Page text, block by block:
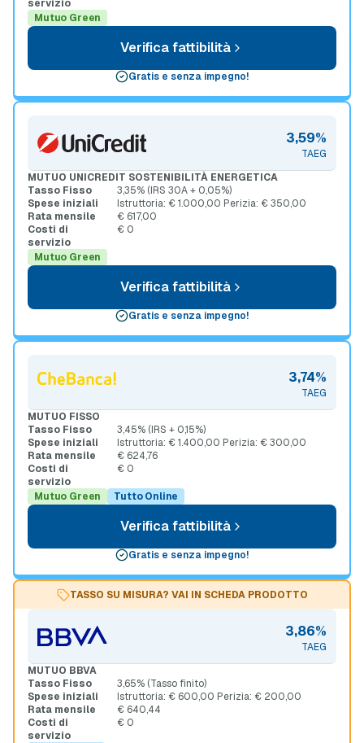
servizio
Mutuo Green
Verifica fattibilità
Gratis e senza impegno!
3,59%
TAEG
MUTUO UNICREDIT SOSTENIBILITÀ ENERGETICA
Tasso Fisso
3,35% (IRS 30A + 0,05%)
Spese iniziali
Istruttoria: € 1.000,00 Perizia: € 350,00
Rata mensile
€ 617,00
Costi di
servizio
€ 0
Mutuo Green
Verifica fattibilità
Gratis e senza impegno!
3,74%
TAEG
MUTUO FISSO
Tasso Fisso
3,45% (IRS + 0,15%)
Spese iniziali
Istruttoria: € 1.400,00 Perizia: € 300,00
Rata mensile
€ 624,76
Costi di
servizio
€ 0
Mutuo Green Tutto Online
Verifica fattibilità
Gratis e senza impegno!
TASSO SU MISURA? VAI IN SCHEDA PRODOTTO
3,86%
TAEG
MUTUO BBVA
Tasso Fisso
3,65% (Tasso finito)
Spese iniziali
Istruttoria: € 600,00 Perizia: € 200,00
Rata mensile
€ 640,44
Costi di
servizio
€ 0